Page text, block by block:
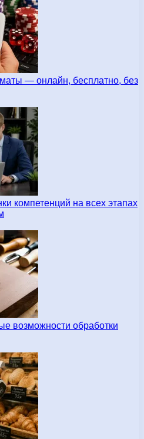
— онлайн, бесплатно, без
компетенций на всех этапах
возможности обработки